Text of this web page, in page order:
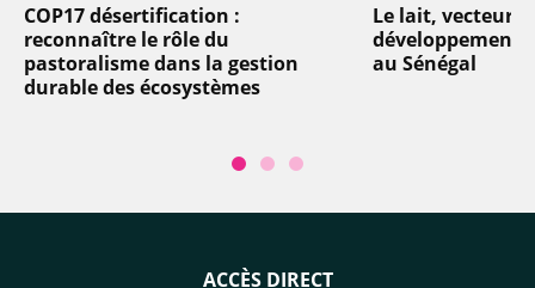
COP17 désertification :
reconnaître le rôle du
pastoralisme dans la gestion
durable des écosystèmes
Le lait, vecteur
développement
au Sénégal
ACCÈS DIRECT